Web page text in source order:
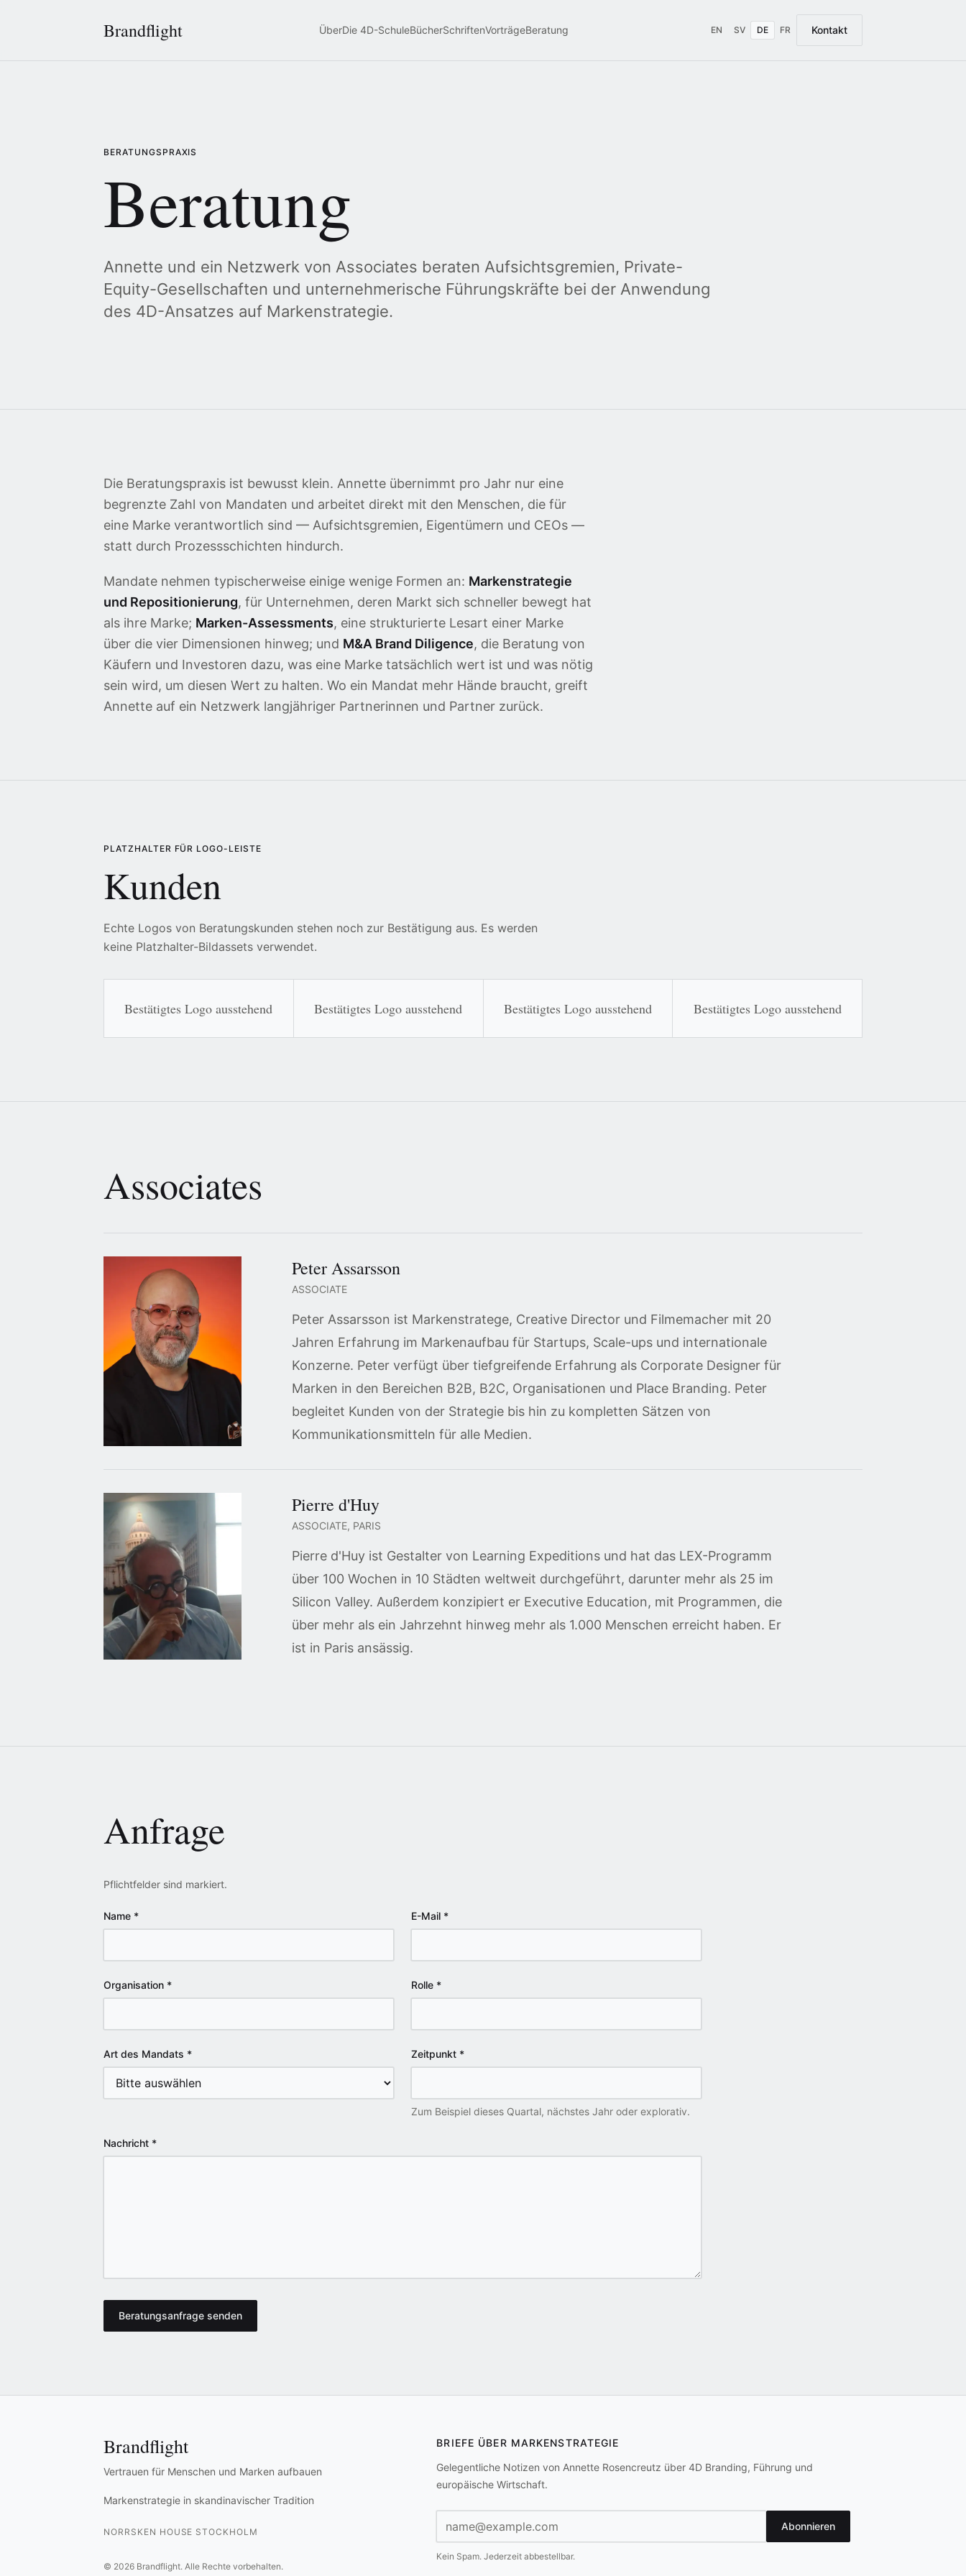
Brandflight ÜberDie 4D-SchuleBücherSchriftenVorträgeBeratung EN SV DE FR Kontakt
BERATUNGSPRAXIS
Beratung
Annette und ein Netzwerk von Associates beraten Aufsichtsgremien, Private-
Equity-Gesellschaften und unternehmerische Führungskräfte bei der Anwendung
des 4D-Ansatzes auf Markenstrategie.
Die Beratungspraxis ist bewusst klein. Annette übernimmt pro Jahr nur eine
begrenzte Zahl von Mandaten und arbeitet direkt mit den Menschen, die für
eine Marke verantwortlich sind — Aufsichtsgremien, Eigentümern und CEOs —
statt durch Prozessschichten hindurch.
Mandate nehmen typischerweise einige wenige Formen an: Markenstrategie
und Repositionierung, für Unternehmen, deren Markt sich schneller bewegt hat
als ihre Marke; Marken-Assessments, eine strukturierte Lesart einer Marke
über die vier Dimensionen hinweg; und M&A Brand Diligence, die Beratung von
Käufern und Investoren dazu, was eine Marke tatsächlich wert ist und was nötig
sein wird, um diesen Wert zu halten. Wo ein Mandat mehr Hände braucht, greift
Annette auf ein Netzwerk langjähriger Partnerinnen und Partner zurück.
PLATZHALTER FÜR LOGO-LEISTE
Kunden
Echte Logos von Beratungskunden stehen noch zur Bestätigung aus. Es werden
keine Platzhalter-Bildassets verwendet.
Bestätigtes Logo ausstehend Bestätigtes Logo ausstehend Bestätigtes Logo ausstehend Bestätigtes Logo ausstehend
Associates
Peter Assarsson
ASSOCIATE
Peter Assarsson ist Markenstratege, Creative Director und Filmemacher mit 20
Jahren Erfahrung im Markenaufbau für Startups, Scale-ups und internationale
Konzerne. Peter verfügt über tiefgreifende Erfahrung als Corporate Designer für
Marken in den Bereichen B2B, B2C, Organisationen und Place Branding. Peter
begleitet Kunden von der Strategie bis hin zu kompletten Sätzen von
Kommunikationsmitteln für alle Medien.
Pierre d'Huy
ASSOCIATE, PARIS
Pierre d'Huy ist Gestalter von Learning Expeditions und hat das LEX-Programm
über 100 Wochen in 10 Städten weltweit durchgeführt, darunter mehr als 25 im
Silicon Valley. Außerdem konzipiert er Executive Education, mit Programmen, die
über mehr als ein Jahrzehnt hinweg mehr als 1.000 Menschen erreicht haben. Er
ist in Paris ansässig.
Anfrage
Pflichtfelder sind markiert.
Name * E-Mail *
Organisation * Rolle *
Art des Mandats * Zeitpunkt *
Zum Beispiel dieses Quartal, nächstes Jahr oder explorativ.
Nachricht *
Beratungsanfrage senden
Brandflight
Vertrauen für Menschen und Marken aufbauen
Markenstrategie in skandinavischer Tradition
NORRSKEN HOUSE STOCKHOLM
© 2026 Brandflight. Alle Rechte vorbehalten.
BRIEFE ÜBER MARKENSTRATEGIE
Gelegentliche Notizen von Annette Rosencreutz über 4D Branding, Führung und
europäische Wirtschaft.
Abonnieren
Kein Spam. Jederzeit abbestellbar.